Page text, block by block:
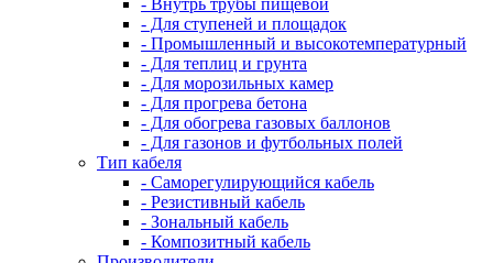
- Внутрь трубы пищевой
- Для ступеней и площадок
- Промышленный и высокотемпературный
- Для теплиц и грунта
- Для морозильных камер
- Для прогрева бетона
- Для обогрева газовых баллонов
- Для газонов и футбольных полей
Тип кабеля
- Саморегулирующийся кабель
- Резистивный кабель
- Зональный кабель
- Композитный кабель